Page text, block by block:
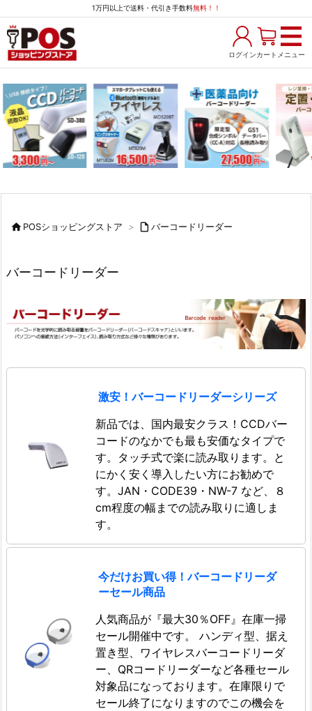
1万円以上で送料・代引き手数料無料！！
ログインカート メニュー
POSショッピングストア >  バーコードリーダー
バーコードリーダー
激安！バーコードリーダーシリーズ
新品では、国内最安クラス！CCDバー
コードのなかでも最も安価なタイプで
す。タッチ式で楽に読み取ります。と
にかく安く導入したい方にお勧めで
す。JAN・CODE39・NW-7 など、８
cm程度の幅までの読み取りに適しま
す。
今だけお買い得！バーコードリーダ
ーセール商品
人気商品が『最大30％OFF』在庫一掃
セール開催中です。 ハンディ型、据え
置き型、ワイヤレスバーコードリーダ
ー、QRコードリーダーなど各種セール
対象品になっております。在庫限りで
セール終了になりますのでこの機会を